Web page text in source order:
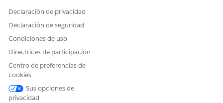
Antes de poder cancelar un trabajo de ETL en ejecución,
debe primero desactivar las noticias en tiempo real de
ETL. Puede volver a activar noticias en tiempo real de ETL
desactivadas en cualquier momento.
Cancelar un trabajo de ETL en ejecución
Con la configuración de permiso de función Noticias en
tiempo real apropiada, puede cancelar un trabajo de ETL
en ejecución.
Declaración de privacidad
Declaración de seguridad
Condiciones de uso
Directrices de participación
Centro de preferencias de
cookies
Sus opciones de
privacidad